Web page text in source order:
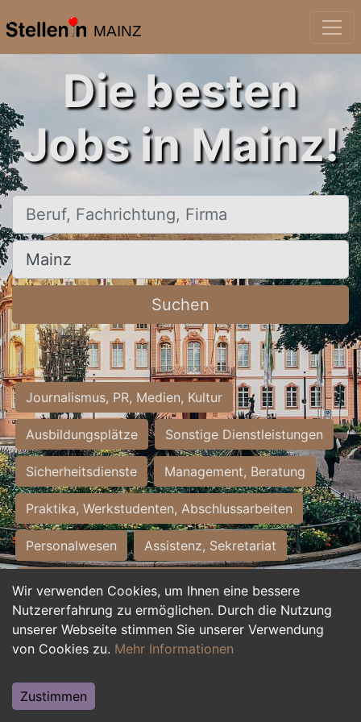
MAINZ
Wir verwenden Cookies, um Ihnen eine bessere
Nutzererfahrung zu ermöglichen. Durch die Nutzung
unserer Webseite stimmen Sie unserer Verwendung
von Cookies zu. Mehr Informationen
Zustimmen
Die besten
Jobs in Mainz!
Beruf, Fachrichtung, Firma
Ort, Stadt
Suchen
Journalismus, PR, Medien, Kultur
Ausbildungsplätze Sonstige Dienstleistungen
Sicherheitsdienste Management, Beratung
Praktika, Werkstudenten, Abschlussarbeiten
Personalwesen Assistenz, Sekretariat
Hilfskräfte, Aushilfs- und Nebenjobs
Einkauf, Logistik, Materialwirtschaft
Weiterbildung, Studium, duale Ausbildung
Tourismus